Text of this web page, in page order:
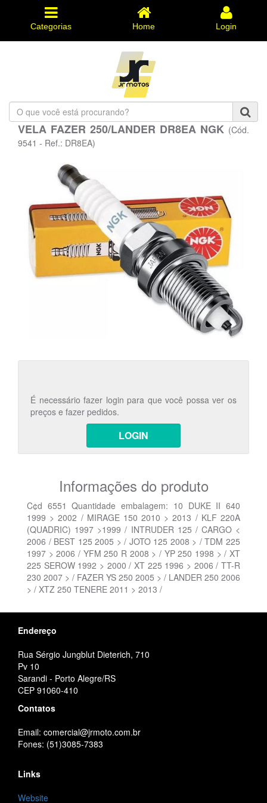
Categorias Home Login
O
que
você
está
VELA FAZER 250/LANDER DR8EA NGK (Cód.
9541 - Ref.: DR8EA)
É necessário fazer login para que você possa ver os
preços e fazer pedidos.
LOGIN
Informações do produto
C¢d 6551 Quantidade embalagem: 10 DUKE II 640
1999 > 2002 / MIRAGE 150 2010 > 2013 / KLF 220A
(QUADRIC) 1997 >1999 / INTRUDER 125 / CARGO <
2006 / BEST 125 2005 > / JOTO 125 2008 > / TDM 225
1997 > 2006 / YFM 250 R 2008 > / YP 250 1998 > / XT
225 SEROW 1992 > 2000 / XT 225 1996 > 2006 / TT-R
230 2007 > / FAZER YS 250 2005 > / LANDER 250 2006
> / XTZ 250 TENERE 2011 > 2013 /
Endereço
Rua Sérgio Jungblut Dieterich, 710
Pv 10
Sarandi - Porto Alegre/RS
CEP 91060-410
Contatos
Email: comercial@jrmoto.com.br
Fones: (51)3085-7383
Links
Website